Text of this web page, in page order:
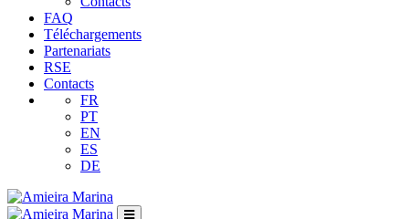
FAQ
Téléchargements
Partenariats
RSE
Contacts
FR
PT
EN
ES
DE